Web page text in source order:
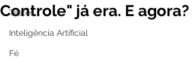
Testes
Inteligência Artificial
Fé
Controle" já era. E agora?